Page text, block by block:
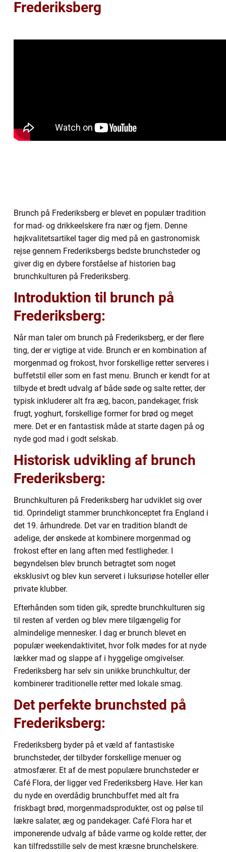
Frederiksberg
Brunch på Frederiksberg er blevet en populær tradition
for mad- og drikkeelskere fra nær og fjern. Denne
højkvalitetsartikel tager dig med på en gastronomisk
rejse gennem Frederiksbergs bedste brunchsteder og
giver dig en dybere forståelse af historien bag
brunchkulturen på Frederiksberg.
Introduktion til brunch på
Frederiksberg:
Når man taler om brunch på Frederiksberg, er der flere
ting, der er vigtige at vide. Brunch er en kombination af
morgenmad og frokost, hvor forskellige retter serveres i
buffetstil eller som en fast menu. Brunch er kendt for at
tilbyde et bredt udvalg af både søde og salte retter, der
typisk inkluderer alt fra æg, bacon, pandekager, frisk
frugt, yoghurt, forskellige former for brød og meget
mere. Det er en fantastisk måde at starte dagen på og
nyde god mad i godt selskab.
Historisk udvikling af brunch
Frederiksberg:
Brunchkulturen på Frederiksberg har udviklet sig over
tid. Oprindeligt stammer brunchkonceptet fra England i
det 19. århundrede. Det var en tradition blandt de
adelige, der ønskede at kombinere morgenmad og
frokost efter en lang aften med festligheder. I
begyndelsen blev brunch betragtet som noget
eksklusivt og blev kun serveret i luksuriøse hoteller eller
private klubber.
Efterhånden som tiden gik, spredte brunchkulturen sig
til resten af verden og blev mere tilgængelig for
almindelige mennesker. I dag er brunch blevet en
populær weekendaktivitet, hvor folk mødes for at nyde
lækker mad og slappe af i hyggelige omgivelser.
Frederiksberg har selv sin unikke brunchkultur, der
kombinerer traditionelle retter med lokale smag.
Det perfekte brunchsted på
Frederiksberg:
Frederiksberg byder på et væld af fantastiske
brunchsteder, der tilbyder forskellige menuer og
atmosfærer. Et af de mest populære brunchsteder er
Café Flora, der ligger ved Frederiksberg Have. Her kan
du nyde en overdådig brunchbuffet med alt fra
friskbagt brød, morgenmadsprodukter, ost og pølse til
lækre salater, æg og pandekager. Café Flora har et
imponerende udvalg af både varme og kolde retter, der
kan tilfredsstille selv de mest kræsne brunchelskere.